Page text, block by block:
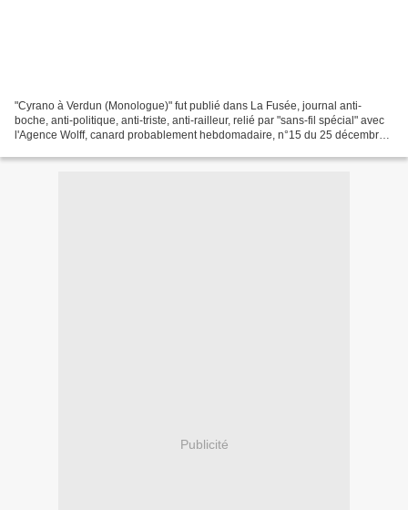
"Cyrano à Verdun (Monologue)" fut publié dans La Fusée, journal anti-
boche, anti-politique, anti-triste, anti-railleur, relié par "sans-fil spécial" avec
l'Agence Wolff, canard probablement hebdomadaire, n°15 du 25 décembre
Publicité